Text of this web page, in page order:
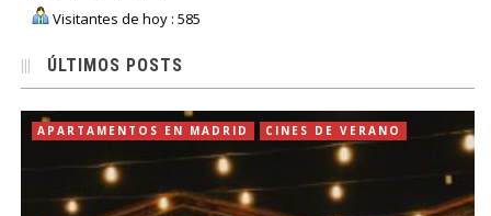
Visitantes de hoy : 585
ÚLTIMOS POSTS
APARTAMENTOS EN MADRID CINES DE VERANO